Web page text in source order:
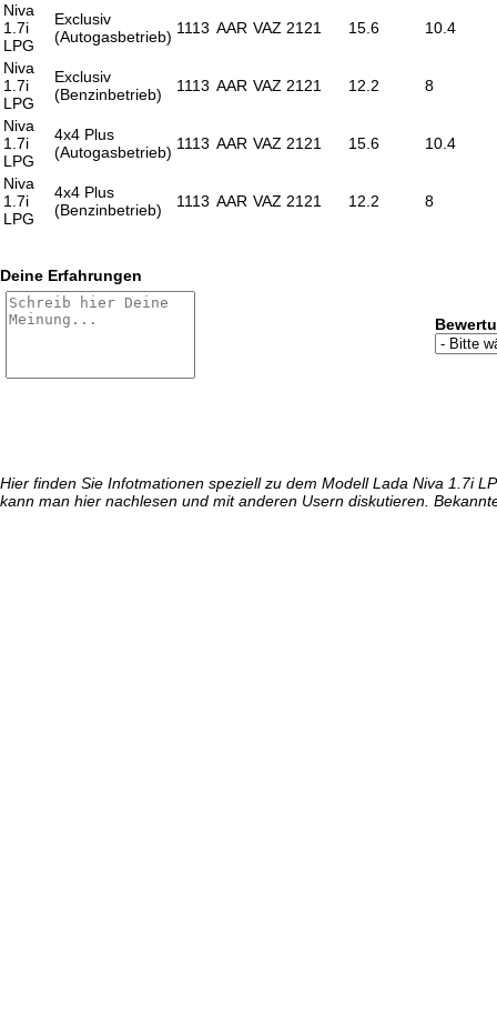
Niva
1.7i
LPG
Exclusiv
(Autogasbetrieb) 1113 AAR VAZ 2121 15.6 10.4
Niva
1.7i
LPG
Exclusiv
(Benzinbetrieb)
1113 AAR VAZ 2121 12.2 8
Niva
1.7i
LPG
4x4 Plus
(Autogasbetrieb) 1113 AAR VAZ 2121 15.6 10.4
Niva
1.7i
LPG
4x4 Plus
(Benzinbetrieb)
1113 AAR VAZ 2121 12.2 8
Deine Erfahrungen
Hier finden Sie Infotmationen speziell zu dem Modell Lada Niva 1.7i
kann man hier nachlesen und mit anderen Usern diskutieren.